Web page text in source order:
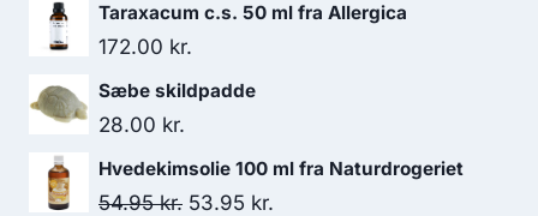
74.95 kr..
57.50 kr..
Taraxacum c.s. 50 ml fra Allergica
172.00 kr.
Sæbe skildpadde
28.00 kr.
Hvedekimsolie 100 ml fra Naturdrogeriet
54.95kr. Den
53.95 kr.